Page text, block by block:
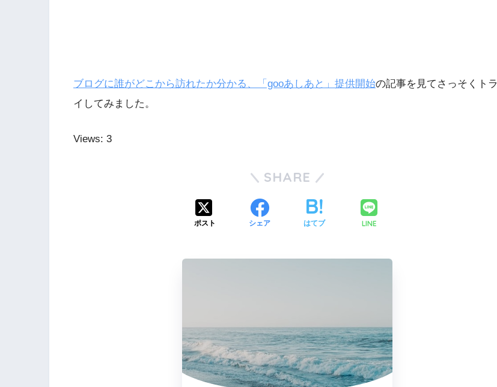
ブログに誰がどこから訪れたか分かる、「gooあしあと」提供開始の記事を見てさっそくトラ
イしてみました。
Views: 3
SHARE
ポスト シェア はてブ LINE